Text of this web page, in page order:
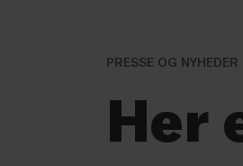
PRESSE OG NYHEDER
Her